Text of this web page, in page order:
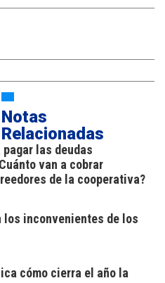
Notas
Relacionadas
pagar las deudas
van a cobrar
de la cooperativa?
inconvenientes de los
cómo cierra el año la